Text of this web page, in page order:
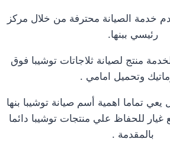
خدمة الصيانة محترفة من خلال مركز
رئيسي ببنها.
منتج لصيانة ثلاجاتات توشيبا فوق
وتحميل امامي .
تماما اهمية أسم صيانة توشيبا بنها
غيار للحفاظ علي منتجات توشيبا دائما
بالمقدمة .